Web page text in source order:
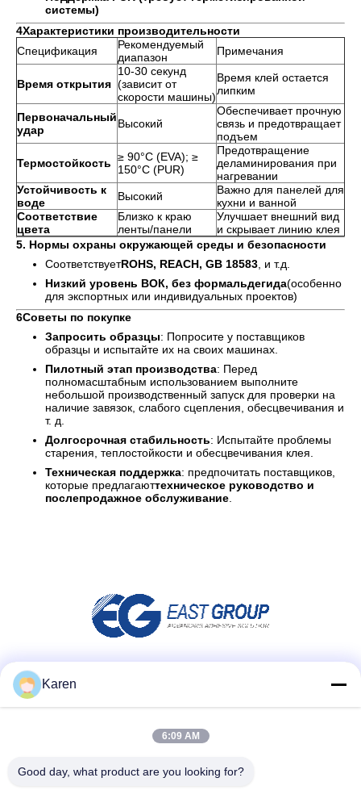
системы)
4Характеристики производительности
Спецификация
Рекомендуемый
диапазон
Примечания
Время открытия
10-30 секунд
(зависит от
скорости машины)
Время клей остается
липким
Первоначальный
удар
Высокий
Обеспечивает прочную
связь и предотвращает
подъем
Термостойкость ≥ 90°C (EVA); ≥
150°C (PUR)
Предотвращение
деламинирования при
нагревании
Устойчивость к
воде
Высокий
Важно для панелей для
кухни и ванной
Соответствие
цвета
Близко к краю
ленты/панели
Улучшает внешний вид
и скрывает линию клея
5. Нормы охраны окружающей среды и безопасности
СоответствуетROHS, REACH, GB 18583 , и т.д.
Низкий уровень ВОК, без формальдегида(особенно
для экспортных или индивидуальных проектов)
6Советы по покупке
Запросить образцы: Попросите у поставщиков
образцы и испытайте их на своих машинах.
Пилотный этап производства: Перед
полномасштабным использованием выполните
небольшой производственный запуск для проверки на
наличие завязок, слабого сцепления, обесцвечивания и
т. д.
Долгосрочная стабильность: Испытайте проблемы
старения, теплостойкости и обесцвечивания клея.
Техническая поддержка: предпочитать поставщиков,
которые предлагаюттехническое руководство и
послепродажное обслуживание
Karen
6:09 AM
Good day, what product are you looking for?